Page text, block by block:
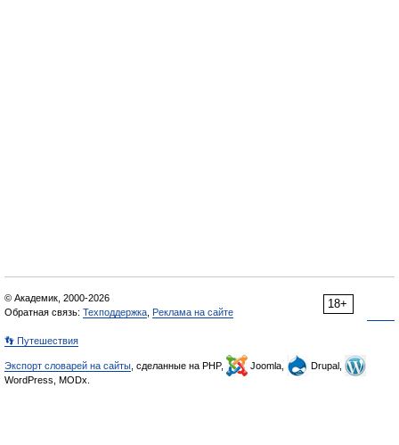
18+
© Академик, 2000-2026
Обратная связь: Техподдержка Реклама на сайте
👣 Путешествия
Экспорт словарей на сайты , сделанные на PHP, Joomla,
Drupal,
WordPress, MODx.